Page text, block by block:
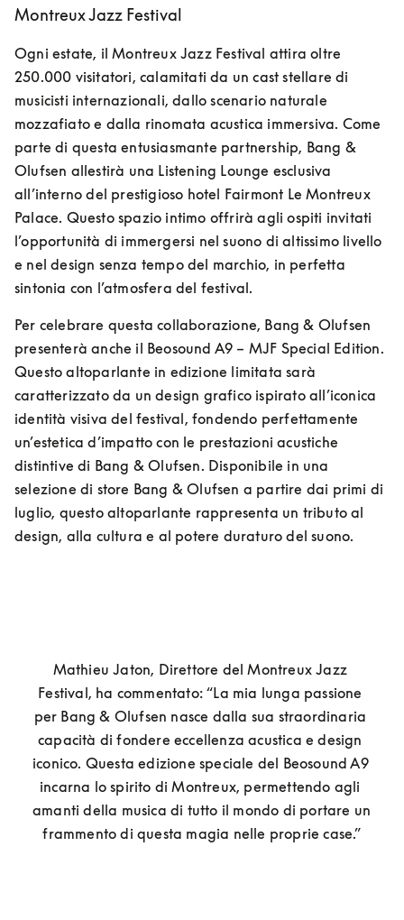
Montreux Jazz Festival
Ogni estate, il Montreux Jazz Festival attira oltre
250.000 visitatori, calamitati da un cast stellare di
musicisti internazionali, dallo scenario naturale
mozzafiato e dalla rinomata acustica immersiva. Come
parte di questa entusiasmante partnership, Bang &
Olufsen allestirà una Listening Lounge esclusiva
all’interno del prestigioso hotel Fairmont Le Montreux
Palace. Questo spazio intimo offrirà agli ospiti invitati
l’opportunità di immergersi nel suono di altissimo livello
e nel design senza tempo del marchio, in perfetta
sintonia con l’atmosfera del festival.
Per celebrare questa collaborazione, Bang & Olufsen
presenterà anche il Beosound A9 – MJF Special Edition.
Questo altoparlante in edizione limitata sarà
caratterizzato da un design grafico ispirato all’iconica
identità visiva del festival, fondendo perfettamente
un’estetica d’impatto con le prestazioni acustiche
distintive di Bang & Olufsen. Disponibile in una
selezione di store Bang & Olufsen a partire dai primi di
luglio, questo altoparlante rappresenta un tributo al
design, alla cultura e al potere duraturo del suono.
Mathieu Jaton, Direttore del Montreux Jazz
Festival, ha commentato: “La mia lunga passione
per Bang & Olufsen nasce dalla sua straordinaria
capacità di fondere eccellenza acustica e design
iconico. Questa edizione speciale del Beosound A9
incarna lo spirito di Montreux, permettendo agli
amanti della musica di tutto il mondo di portare un
frammento di questa magia nelle proprie case.”